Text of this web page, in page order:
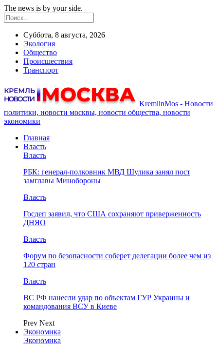
The news is by your side.
Суббота, 8 августа, 2026
Экология
Общество
Происшествия
Транспорт
KremlinMos - Новости
политики, новости москвы, новости общества, новости
экономики
Главная
Власть
Власть
РБК: генерал-полковник МВД Шулика занял пост
замглавы Минобороны
Власть
Госдеп заявил, что США сохраняют приверженность
ДНЯО
Власть
Форум по безопасности соберет делегации более чем из
120 стран
Власть
ВС РФ нанесли удар по объектам ГУР Украины и
командования ВСУ в Киеве
Prev Next
Экономика
Экономика